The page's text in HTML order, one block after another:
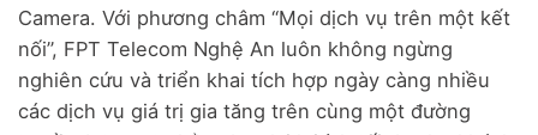
Camera. Với phương châm “Mọi dịch vụ trên một kết
nối”, FPT Telecom Nghệ An luôn không ngừng
nghiên cứu và triển khai tích hợp ngày càng nhiều
các dịch vụ giá trị gia tăng trên cùng một đường